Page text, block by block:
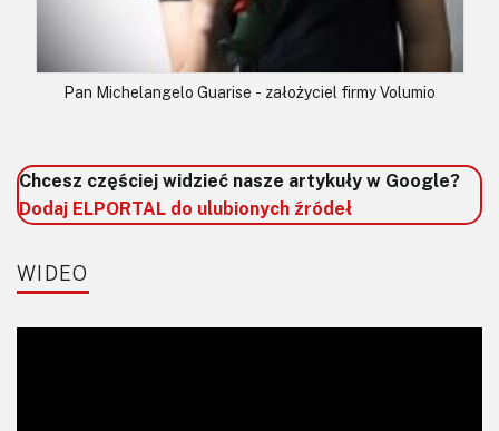
Pan Michelangelo Guarise - założyciel firmy Volumio
Chcesz częściej widzieć nasze artykuły w Google?
Dodaj ELPORTAL do ulubionych źródeł
WIDEO